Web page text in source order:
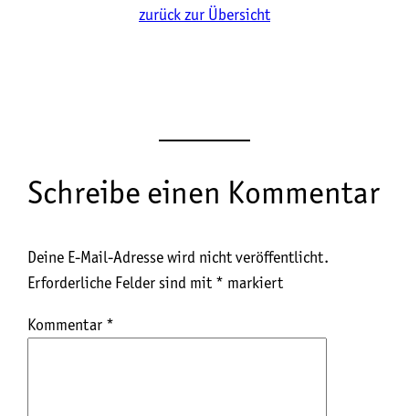
zurück zur Übersicht
Schreibe einen Kommentar
Deine E-Mail-Adresse wird nicht veröffentlicht.
Erforderliche Felder sind mit * markiert
Kommentar *